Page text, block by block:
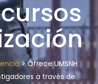
>Ofrece UMSNH
a través de